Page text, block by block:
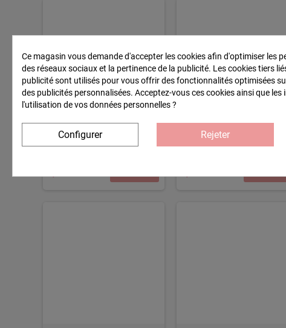
Pochoir Déco Ecriture
Pochoir Halloween Fil à
Linge 20X20
Ce magasin vous demande d'accepter les cookies afin d'optimiser les
des réseaux sociaux et la pertinence de la publicité. Les cookies tiers
publicité sont utilisés pour vous offrir des fonctionnalités optimisées
des publicités personnalisées. Acceptez-vous ces cookies ainsi que les
l'utilisation de vos données personnelles ?
Configurer Rejeter